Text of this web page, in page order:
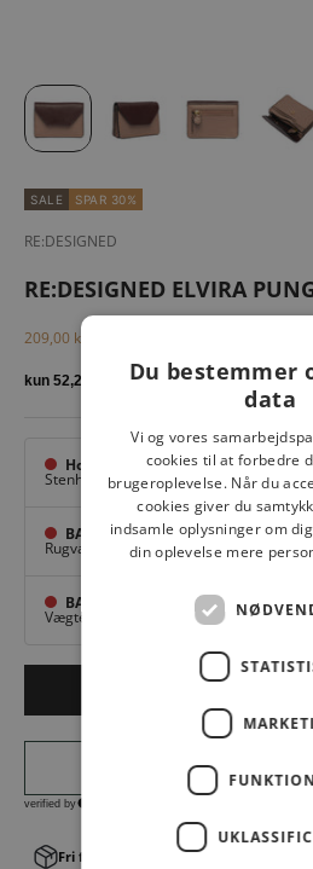
SALE SPAR 30%
RE:DESIGNED
RE:DESIGNED ELVIRA
Salgspris
209,00 kr
Hovedlager
Stenhuggervej 10,Odense M
BAGGI Tarup Center
Rugvang 36, Odense NV
BAGGI Nyborg
Vægtergade 1, Nyborg
Fri fragt v. køb over 499,00 kr.
Du bestemmer
data
Vi og vores
cookies til at forbedre
brugeroplevelse. Når du
cookies giver du
indsamle oplysninger om
din oplevelse mere